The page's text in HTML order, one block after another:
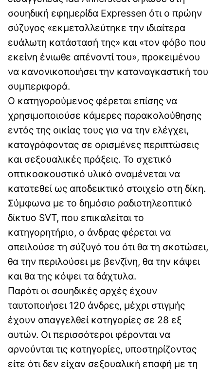
σουηδική εφημερίδα Expressen ότι ο πρώην
σύζυγος «εκμεταλλεύτηκε την ιδιαίτερα
ευάλωτη κατάστασή της» και «τον φόβο που
εκείνη ένιωθε απέναντί του», προκειμένου
να κανονικοποιήσει την καταναγκαστική του
συμπεριφορά.
Ο κατηγορούμενος φέρεται επίσης να
χρησιμοποιούσε κάμερες παρακολούθησης
εντός της οικίας τους για να την ελέγχει,
καταγράφοντας σε ορισμένες περιπτώσεις
και σεξουαλικές πράξεις. Το σχετικό
οπτικοακουστικό υλικό αναμένεται να
κατατεθεί ως αποδεικτικό στοιχείο στη δίκη.
Σύμφωνα με το δημόσιο ραδιοτηλεοπτικό
δίκτυο SVT, που επικαλείται το
κατηγορητήριο, ο άνδρας φέρεται να
απειλούσε τη σύζυγό του ότι θα τη σκοτώσει,
θα την περιλούσει με βενζίνη, θα την κάψει
και θα της κόψει τα δάχτυλα.
Παρότι οι σουηδικές αρχές έχουν
ταυτοποιήσει 120 άνδρες, μέχρι στιγμής
έχουν απαγγελθεί κατηγορίες σε 28 εξ
αυτών. Οι περισσότεροι φέρονται να
αρνούνται τις κατηγορίες, υποστηρίζοντας
είτε ότι δεν είχαν σεξουαλική επαφή με τη